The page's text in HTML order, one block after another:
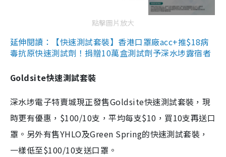
點擊圖片放大
延伸閱讀：【快速測試套裝】香港口罩廠acc+推$18病
毒抗原快速測試劑！捐贈10萬盒測試劑予深水埗露宿者
Goldsite快速測試套裝
深水埗電子特賣城現正發售Goldsite快速測試套裝，現
時更有優惠，$100/10支，平均每支$10，買10支再送口
罩。另外有售YHLO及Green Spring的快速測試套裝，
一樣低至$100/10支送口罩。